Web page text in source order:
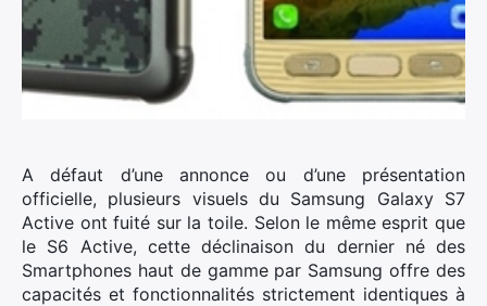
A défaut d’une annonce ou d’une présentation
officielle, plusieurs visuels du Samsung Galaxy S7
Active ont fuité sur la toile. Selon le même esprit que
le S6 Active, cette déclinaison du dernier né des
Smartphones haut de gamme par Samsung offre des
capacités et fonctionnalités strictement identiques à